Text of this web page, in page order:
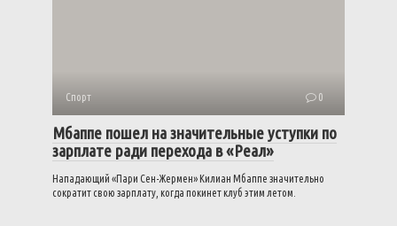
Спорт 0
Мбаппе пошел на значительные уступки по
зарплате ради перехода в «Реал»
Нападающий «Пари Сен-Жермен» Килиан Мбаппе значительно
сократит свою зарплату, когда покинет клуб этим летом.